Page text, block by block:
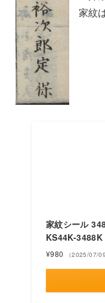
家紋
家紋シール
KS44K-3488K
¥980 （2025/07/